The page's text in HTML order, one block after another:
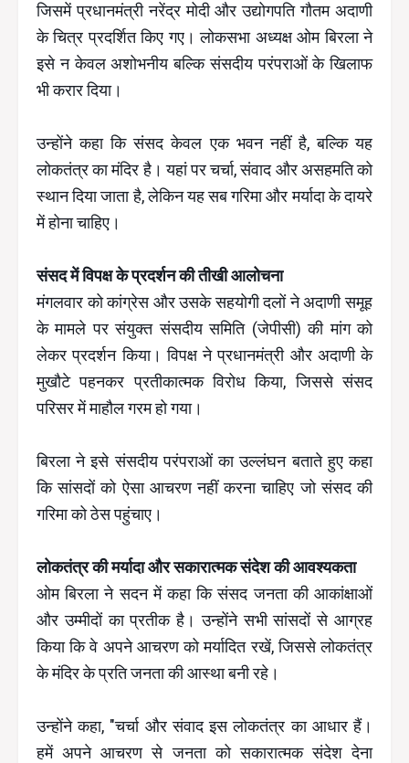
जिसमें प्रधानमंत्री नरेंद्र मोदी और उद्योगपति गौतम अदाणी
के चित्र प्रदर्शित किए गए। लोकसभा अध्यक्ष ओम बिरला ने
इसे न केवल अशोभनीय बल्कि संसदीय परंपराओं के खिलाफ
भी करार दिया।
उन्होंने कहा कि संसद केवल एक भवन नहीं है, बल्कि यह
लोकतंत्र का मंदिर है। यहां पर चर्चा, संवाद और असहमति को
स्थान दिया जाता है, लेकिन यह सब गरिमा और मर्यादा के दायरे
में होना चाहिए।
संसद में विपक्ष के प्रदर्शन की तीखी आलोचना
मंगलवार को कांग्रेस और उसके सहयोगी दलों ने अदाणी समूह
के मामले पर संयुक्त संसदीय समिति (जेपीसी) की मांग को
लेकर प्रदर्शन किया। विपक्ष ने प्रधानमंत्री और अदाणी के
मुखौटे पहनकर प्रतीकात्मक विरोध किया, जिससे संसद
परिसर में माहौल गरम हो गया।
बिरला ने इसे संसदीय परंपराओं का उल्लंघन बताते हुए कहा
कि सांसदों को ऐसा आचरण नहीं करना चाहिए जो संसद की
गरिमा को ठेस पहुंचाए।
लोकतंत्र की मर्यादा और सकारात्मक संदेश की आवश्यकता
ओम बिरला ने सदन में कहा कि संसद जनता की आकांक्षाओं
और उम्मीदों का प्रतीक है। उन्होंने सभी सांसदों से आग्रह
किया कि वे अपने आचरण को मर्यादित रखें, जिससे लोकतंत्र
के मंदिर के प्रति जनता की आस्था बनी रहे।
उन्होंने कहा, "चर्चा और संवाद इस लोकतंत्र का आधार हैं।
हमें अपने आचरण से जनता को सकारात्मक संदेश देना